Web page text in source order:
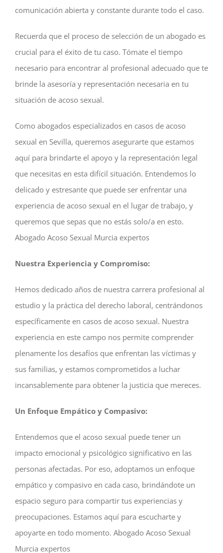
comunicación abierta y constante durante todo el caso.
Recuerda que el proceso de selección de un abogado es
crucial para el éxito de tu caso. Tómate el tiempo
necesario para encontrar al profesional adecuado que te
brinde la asesoría y representación necesaria en tu
situación de acoso sexual.
Como abogados especializados en casos de acoso
sexual en Sevilla, queremos asegurarte que estamos
aquí para brindarte el apoyo y la representación legal
que necesitas en esta difícil situación. Entendemos lo
delicado y estresante que puede ser enfrentar una
experiencia de acoso sexual en el lugar de trabajo, y
queremos que sepas que no estás solo/a en esto.
Abogado Acoso Sexual Murcia expertos
Nuestra Experiencia y Compromiso:
Hemos dedicado años de nuestra carrera profesional al
estudio y la práctica del derecho laboral, centrándonos
específicamente en casos de acoso sexual. Nuestra
experiencia en este campo nos permite comprender
plenamente los desafíos que enfrentan las víctimas y
sus familias, y estamos comprometidos a luchar
incansablemente para obtener la justicia que mereces.
Un Enfoque Empático y Compasivo:
Entendemos que el acoso sexual puede tener un
impacto emocional y psicológico significativo en las
personas afectadas. Por eso, adoptamos un enfoque
empático y compasivo en cada caso, brindándote un
espacio seguro para compartir tus experiencias y
preocupaciones. Estamos aquí para escucharte y
apoyarte en todo momento. Abogado Acoso Sexual
Murcia expertos